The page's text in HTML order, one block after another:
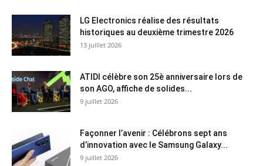
LG Electronics réalise des résultats
historiques au deuxième trimestre 2026
13 juillet 2026
ATIDI célèbre son 25è anniversaire lors de
son AGO, affiche de solides...
9 juillet 2026
Façonner l’avenir : Célébrons sept ans
d’innovation avec le Samsung Galaxy...
9 juillet 2026